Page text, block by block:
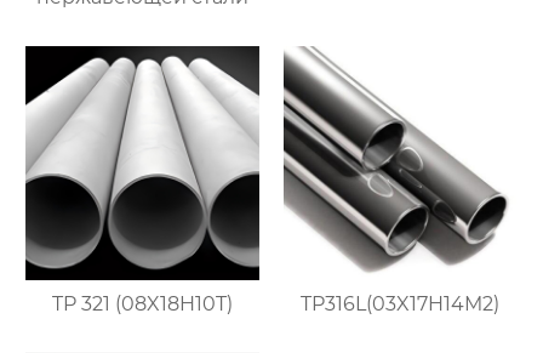
TP 321 (08X18H10T) TP316L(03X17H14M2)